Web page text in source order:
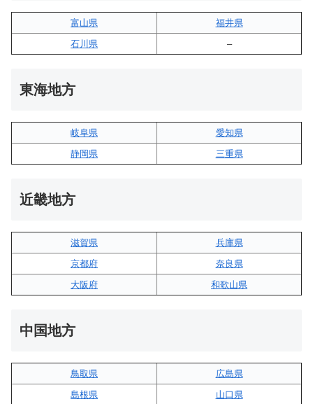
富山県
福井県
石川県
–
東海地方
岐阜県
愛知県
静岡県
三重県
近畿地方
滋賀県
兵庫県
京都府
奈良県
大阪府
和歌山県
中国地方
鳥取県
広島県
島根県
山口県